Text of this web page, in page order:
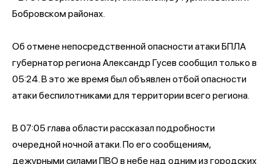
Бобровском районах.
Об отмене непосредственной опасности атаки БПЛА
губернатор региона Александр Гусев сообщил только в
05:24. В это же время был объявлен отбой опасности
атаки беспилотниками для территории всего региона.
В 07:05 глава области рассказал подробности
очередной ночной атаки. По его сообщениям,
дежурными силами ПВО в небе над одним из городских